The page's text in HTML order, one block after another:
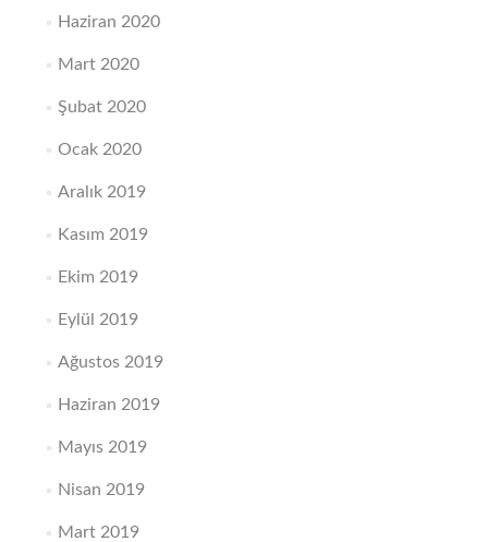
Haziran 2020
Mart 2020
Şubat 2020
Ocak 2020
Aralık 2019
Kasım 2019
Ekim 2019
Eylül 2019
Ağustos 2019
Haziran 2019
Mayıs 2019
Nisan 2019
Mart 2019